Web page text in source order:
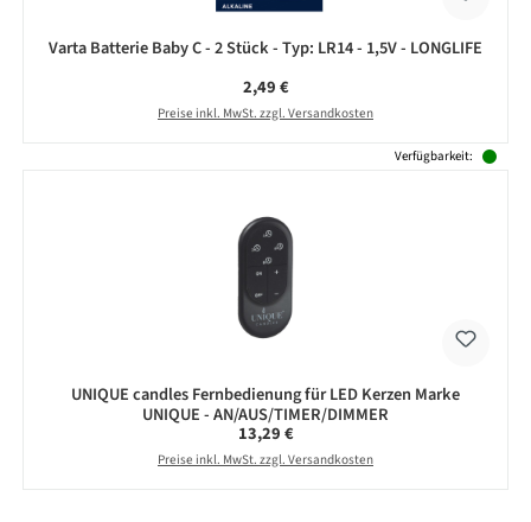
Varta Batterie Baby C - 2 Stück - Typ: LR14 - 1,5V - LONGLIFE
Regulärer Preis:
2,49 €
Preise inkl. MwSt. zzgl. Versandkosten
Verfügbarkeit:
UNIQUE candles Fernbedienung für LED Kerzen Marke
UNIQUE - AN/AUS/TIMER/DIMMER
Regulärer Preis:
13,29 €
Preise inkl. MwSt. zzgl. Versandkosten